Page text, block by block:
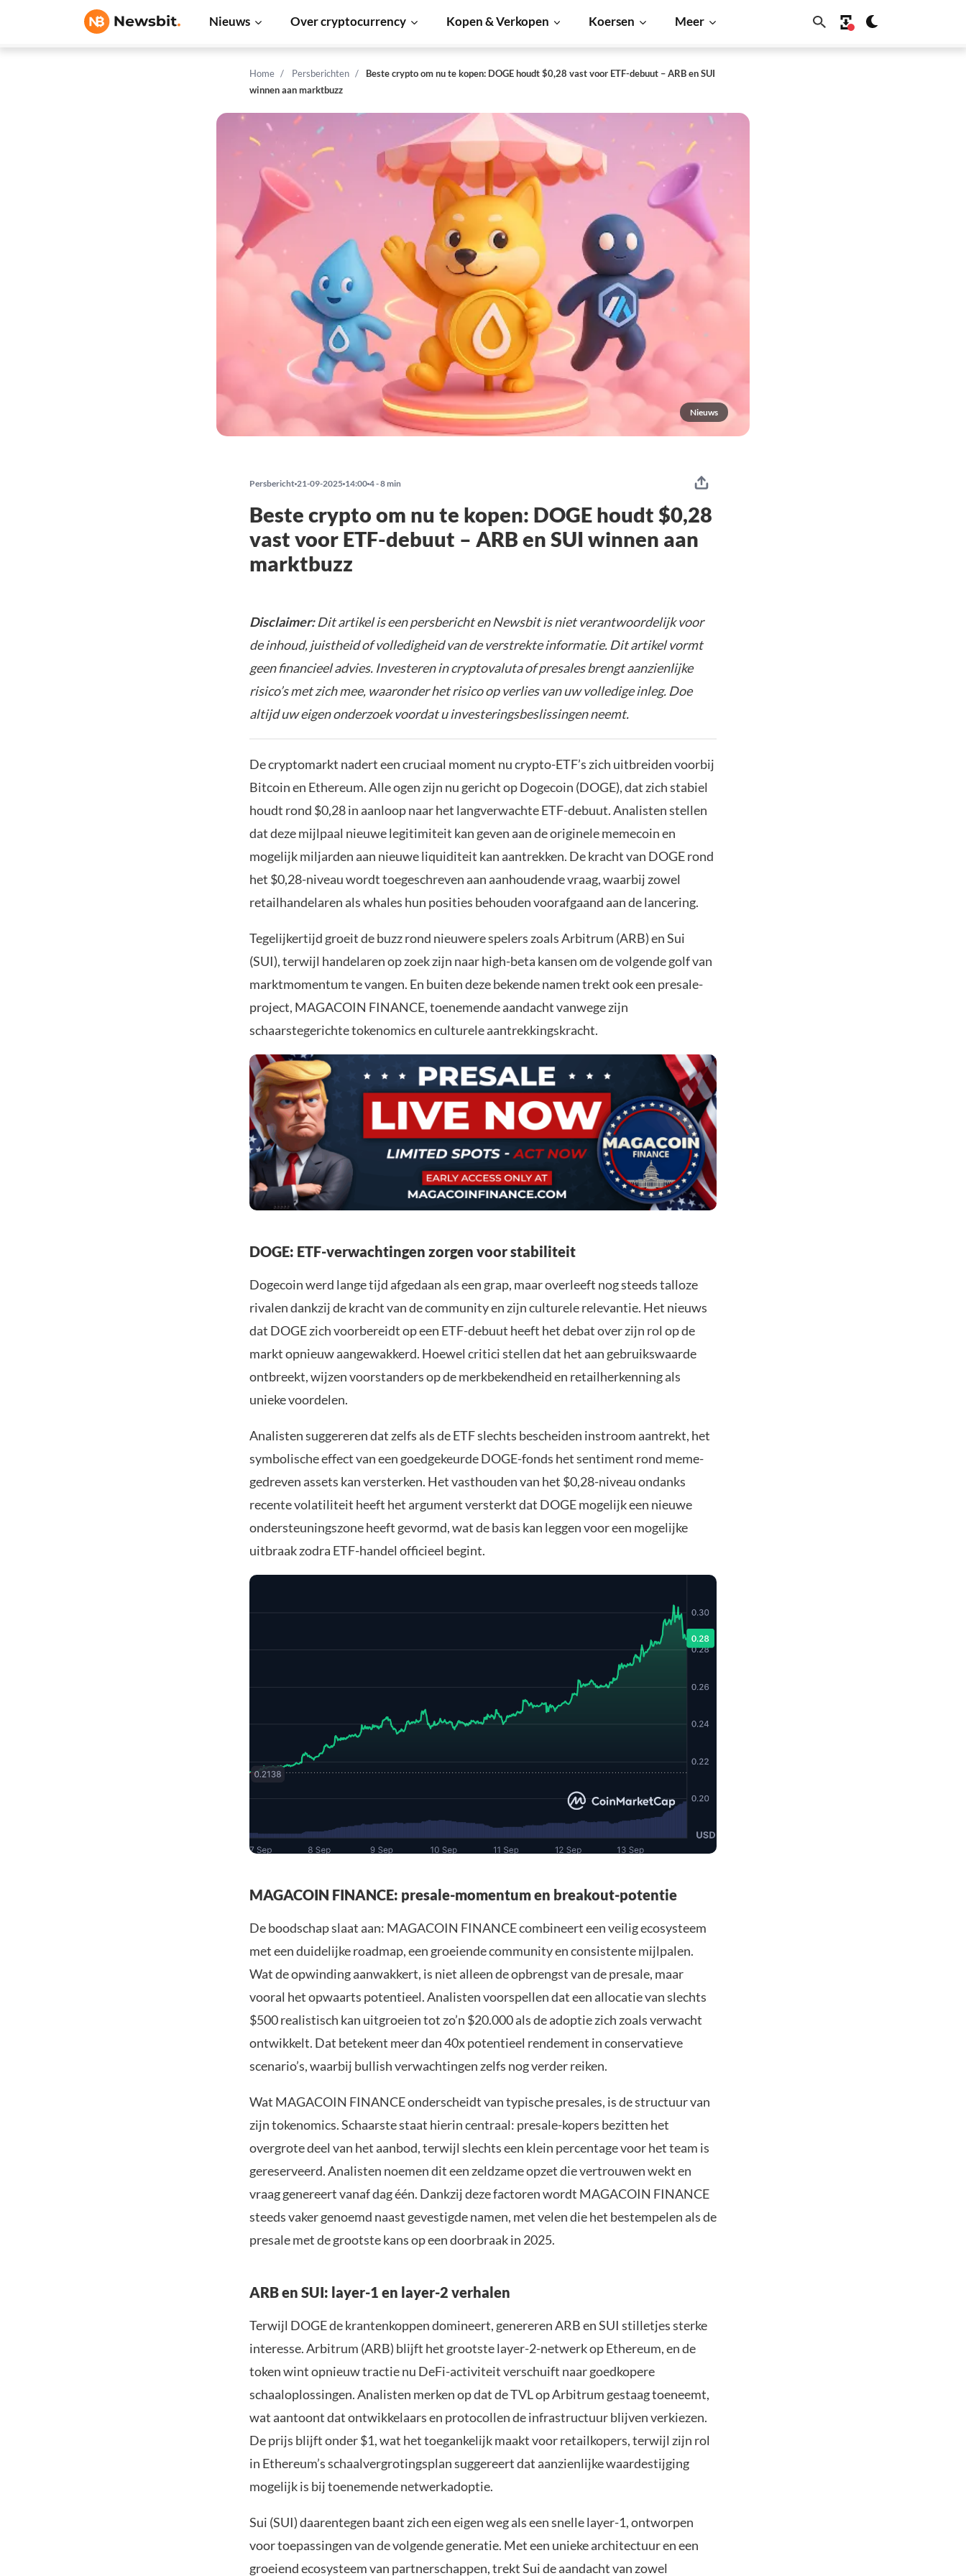
Nieuws Over cryptocurrency Kopen & Verkopen Koersen Meer
Home Persberichten
Beste crypto om nu te kopen: DOGE houdt $0,28 vast voor ETF-debuut – ARB en SUI
winnen aan marktbuzz
Nieuws
Persbericht 21-09-2025 14:00 4 - 8 min
Beste crypto om nu te kopen: DOGE houdt $0,28
vast voor ETF-debuut – ARB en SUI winnen aan
marktbuzz
Disclaimer:Dit artikel is een persbericht en Newsbit is niet verantwoordelijk voor
de inhoud, juistheid of volledigheid van de verstrekte informatie. Dit artikel vormt
geen financieel advies. Investeren in cryptovaluta of presales brengt aanzienlijke
risico’s met zich mee, waaronder het risico op verlies van uw volledige inleg. Doe
altijd uw eigen onderzoek voordat u investeringsbeslissingen neemt.
De cryptomarkt nadert een cruciaal moment nu crypto-ETF’s zich uitbreiden voorbij
Bitcoin en Ethereum. Alle ogen zijn nu gericht op Dogecoin (DOGE), dat zich stabiel
houdt rond $0,28 in aanloop naar het langverwachte ETF-debuut. Analisten stellen
dat deze mijlpaal nieuwe legitimiteit kan geven aan de originele memecoin en
mogelijk miljarden aan nieuwe liquiditeit kan aantrekken. De kracht van DOGE rond
het $0,28-niveau wordt toegeschreven aan aanhoudende vraag, waarbij zowel
retailhandelaren als whales hun posities behouden voorafgaand aan de lancering.
Tegelijkertijd groeit de buzz rond nieuwere spelers zoals Arbitrum (ARB) en Sui
(SUI), terwijl handelaren op zoek zijn naar high-beta kansen om de volgende golf van
marktmomentum te vangen. En buiten deze bekende namen trekt ook een presale-
project, MAGACOIN FINANCE, toenemende aandacht vanwege zijn
schaarstegerichte tokenomics en culturele aantrekkingskracht.
DOGE: ETF-verwachtingen zorgen voor stabiliteit
Dogecoin werd lange tijd afgedaan als een grap, maar overleeft nog steeds talloze
rivalen dankzij de kracht van de community en zijn culturele relevantie. Het nieuws
dat DOGE zich voorbereidt op een ETF-debuut heeft het debat over zijn rol op de
markt opnieuw aangewakkerd. Hoewel critici stellen dat het aan gebruikswaarde
ontbreekt, wijzen voorstanders op de merkbekendheid en retailherkenning als
unieke voordelen.
Analisten suggereren dat zelfs als de ETF slechts bescheiden instroom aantrekt, het
symbolische effect van een goedgekeurde DOGE-fonds het sentiment rond meme-
gedreven assets kan versterken. Het vasthouden van het $0,28-niveau ondanks
recente volatiliteit heeft het argument versterkt dat DOGE mogelijk een nieuwe
ondersteuningszone heeft gevormd, wat de basis kan leggen voor een mogelijke
uitbraak zodra ETF-handel officieel begint.
MAGACOIN FINANCE: presale-momentum en breakout-potentie
De boodschap slaat aan: MAGACOIN FINANCE combineert een veilig ecosysteem
met een duidelijke roadmap, een groeiende community en consistente mijlpalen.
Wat de opwinding aanwakkert, is niet alleen de opbrengst van de presale, maar
vooral het opwaarts potentieel. Analisten voorspellen dat een allocatie van slechts
$500 realistisch kan uitgroeien tot zo’n $20.000 als de adoptie zich zoals verwacht
ontwikkelt. Dat betekent meer dan 40x potentieel rendement in conservatieve
scenario’s, waarbij bullish verwachtingen zelfs nog verder reiken.
Wat MAGACOIN FINANCE onderscheidt van typische presales, is de structuur van
zijn tokenomics. Schaarste staat hierin centraal: presale-kopers bezitten het
overgrote deel van het aanbod, terwijl slechts een klein percentage voor het team is
gereserveerd. Analisten noemen dit een zeldzame opzet die vertrouwen wekt en
vraag genereert vanaf dag één. Dankzij deze factoren wordt MAGACOIN FINANCE
steeds vaker genoemd naast gevestigde namen, met velen die het bestempelen als de
presale met de grootste kans op een doorbraak in 2025.
ARB en SUI: layer-1 en layer-2 verhalen
Terwijl DOGE de krantenkoppen domineert, genereren ARB en SUI stilletjes sterke
interesse. Arbitrum (ARB) blijft het grootste layer-2-netwerk op Ethereum, en de
token wint opnieuw tractie nu DeFi-activiteit verschuift naar goedkopere
schaaloplossingen. Analisten merken op dat de TVL op Arbitrum gestaag toeneemt,
wat aantoont dat ontwikkelaars en protocollen de infrastructuur blijven verkiezen.
De prijs blijft onder $1, wat het toegankelijk maakt voor retailkopers, terwijl zijn rol
in Ethereum’s schaalvergrotingsplan suggereert dat aanzienlijke waardestijging
mogelijk is bij toenemende netwerkadoptie.
Sui (SUI) daarentegen baant zich een eigen weg als een snelle layer-1, ontworpen
voor toepassingen van de volgende generatie. Met een unieke architectuur en een
groeiend ecosysteem van partnerschappen, trekt Sui de aandacht van zowel